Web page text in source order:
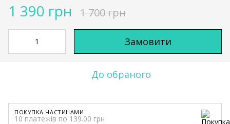
1 390 грн 1 700 грн
Замовити
До обраного
ПОКУПКА ЧАСТИНАМИ
10 платежів по 139.00 грн